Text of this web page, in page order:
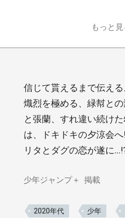
信じて貰えるまで伝える
熾烈を極める、緑幇と
と張蘭、すれ違い続け
は、ドキドキの夕涼会へ
リタとダグの恋が遂に
少年ジャンプ＋ 掲載
2020年代 少年